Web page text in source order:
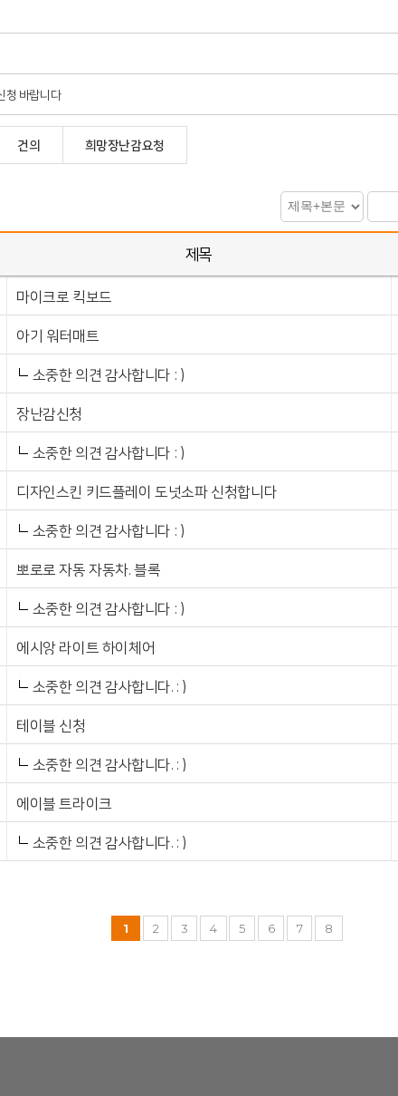
청 바랍니다
건의 희망장난감요청
제목
마이크로 킥보드
아기 워터매트
소중한 의견 감사합니다 : )
장난감신청
소중한 의견 감사합니다 : )
디자인스킨 키드플레이 도넛소파 신청합니다
소중한 의견 감사합니다 : )
뽀로로 자동 자동차. 블록
소중한 의견 감사합니다 : )
에시앙 라이트 하이체어
소중한 의견 감사합니다. : )
테이블 신청
소중한 의견 감사합니다. : )
에이블 트라이크
소중한 의견 감사합니다. : )
1 2 3 4 5 6 7 8